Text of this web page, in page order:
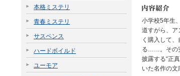
本格ミステリ
青春ミステリ
サスペンス
ハードボイルド
ユーモア
小学校5年生
道すがら、ア
く購入して
る……。その
披露する“正
いた名作の文